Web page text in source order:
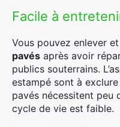
Facile à
Vous pouvez enlever
pavés après avoir
publics souterrains.
estampé sont à
pavés nécessitent peu
cycle de vie est faible.